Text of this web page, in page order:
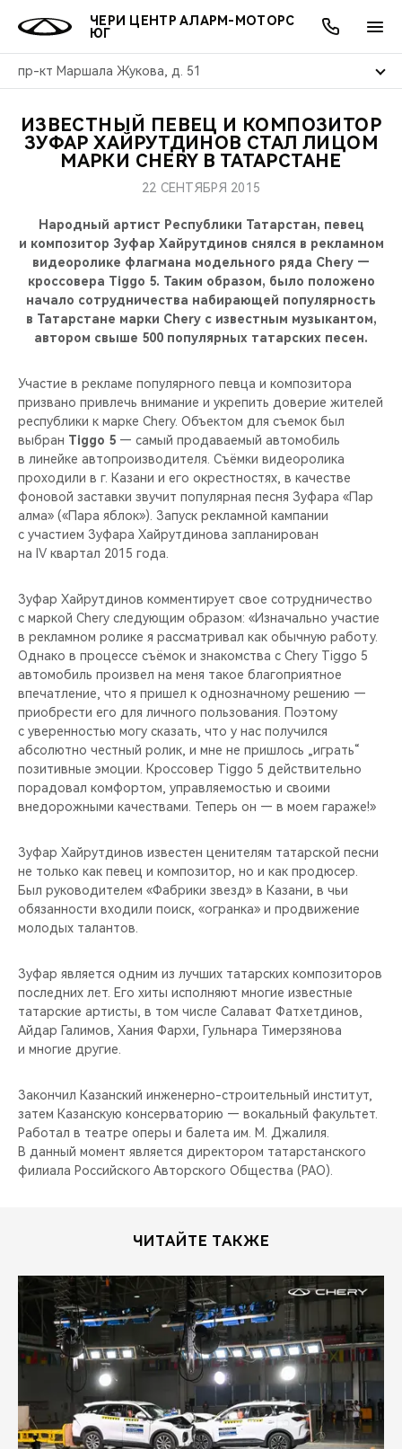
ЧЕРИ ЦЕНТР АЛАРМ-МОТОРС
ЮГ
пр-кт Маршала Жукова, д. 51
МОДЕЛИ
КРОССОВЕРЫ
СЕДАНЫ
НОВИНКИ
ПОКУПАТЕЛЯМ
КРЕДИТ И СТРАХОВАНИЕ
ВЛАДЕЛЬЦАМ
ЗАПЧАСТИ И АКСЕССУАРЫ
ПОДДЕРЖКА
CHERY CONNECT
МИР CHERY
О БРЕНДЕ
CHERY В СОЦСЕТЯХ
ЛЮДИ CHERY
CHERY REMOTE
CHERY И СПОРТ
НАШИ МЕРОПРИЯТИЯ
ВИДЕООБЗОРЫ
АКЦИИ
ОНЛАЙН СЕРВИСЫ
КРЕДИТ
О КОМПАНИИ
МЫ В СОЦСЕТЯХ
ИЗВЕСТНЫЙ ПЕВЕЦ И КОМПОЗИТОР
ЗУФАР ХАЙРУТДИНОВ СТАЛ ЛИЦОМ
МАРКИ CHERY В ТАТАРСТАНЕ
22 СЕНТЯБРЯ 2015
Народный артист Республики Татарстан, певец
и композитор Зуфар Хайрутдинов снялся в рекламном
видеоролике флагмана модельного ряда Chery —
кроссовера Tiggo 5. Таким образом, было положено
начало сотрудничества набирающей популярность
в Татарстане марки Chery с известным музыкантом,
автором свыше 500 популярных татарских песен.
Участие в рекламе популярного певца и композитора
призвано привлечь внимание и укрепить доверие жителей
республики к марке Chery. Объектом для съемок был
выбран Tiggo 5 — самый продаваемый автомобиль
в линейке автопроизводителя. Съёмки видеоролика
проходили в г. Казани и его окрестностях, в качестве
фоновой заставки звучит популярная песня Зуфара «Пар
алма» («Пара яблок»). Запуск рекламной кампании
с участием Зуфара Хайрутдинова запланирован
на IV квартал 2015 года.
Зуфар Хайрутдинов комментирует свое сотрудничество
с маркой Chery следующим образом: «Изначально участие
в рекламном ролике я рассматривал как обычную работу.
Однако в процессе съёмок и знакомства с Chery Tiggo 5
автомобиль произвел на меня такое благоприятное
впечатление, что я пришел к однозначному решению —
приобрести его для личного пользования. Поэтому
с уверенностью могу сказать, что у нас получился
абсолютно честный ролик, и мне не пришлось „играть“
позитивные эмоции. Кроссовер Tiggo 5 действительно
порадовал комфортом, управляемостью и своими
внедорожными качествами. Теперь он — в моем гараже!»
Зуфар Хайрутдинов известен ценителям татарской песни
не только как певец и композитор, но и как продюсер.
Был руководителем «Фабрики звезд» в Казани, в чьи
обязанности входили поиск, «огранка» и продвижение
молодых талантов.
Зуфар является одним из лучших татарских композиторов
последних лет. Его хиты исполняют многие известные
татарские артисты, в том числе Салават Фатхетдинов,
Айдар Галимов, Хания Фархи, Гульнара Тимерзянова
и многие другие.
Закончил Казанский инженерно-строительный институт,
затем Казанскую консерваторию — вокальный факультет.
Работал в театре оперы и балета им. М. Джалиля.
В данный момент является директором татарстанского
филиала Российского Авторского Общества (РАО).
ЧИТАЙТЕ ТАКЖЕ